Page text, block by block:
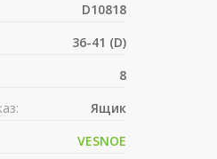
D10818
36-41 (D)
8
Ящик
VESNOE